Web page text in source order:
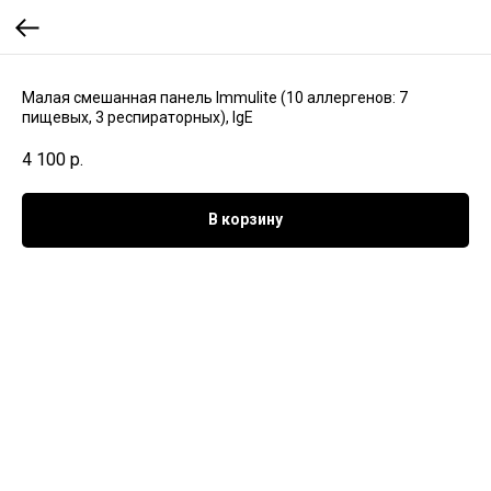
Малая смешанная панель Immulite (10 аллергенов: 7
пищевых, 3 респираторных), IgE
4 100 р.
В корзину